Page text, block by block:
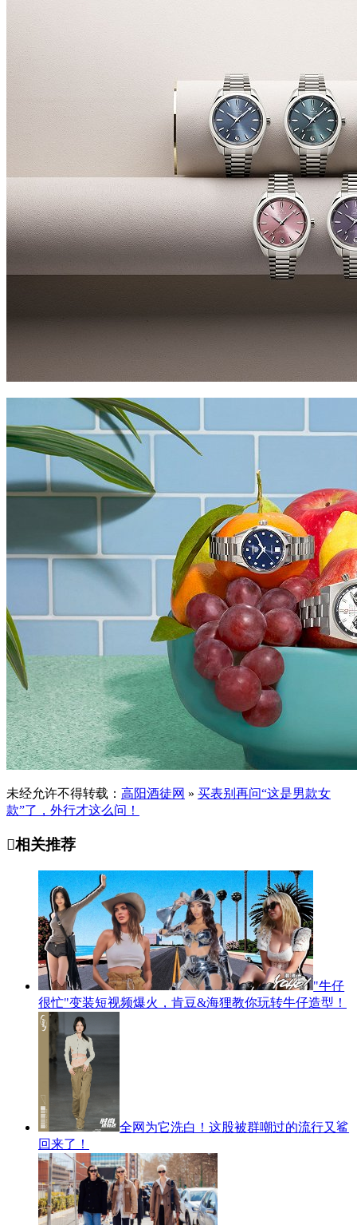
未经允许不得转载： 高阳酒徒网 » 买表别再问“这是男款女
款”了，外行才这么问！
相关推荐
"牛仔
很忙"变装短视频爆火，肯豆&海狸教你玩转牛仔造型！
全网为它洗白！这股被群嘲过的流行又鲨
回来了！